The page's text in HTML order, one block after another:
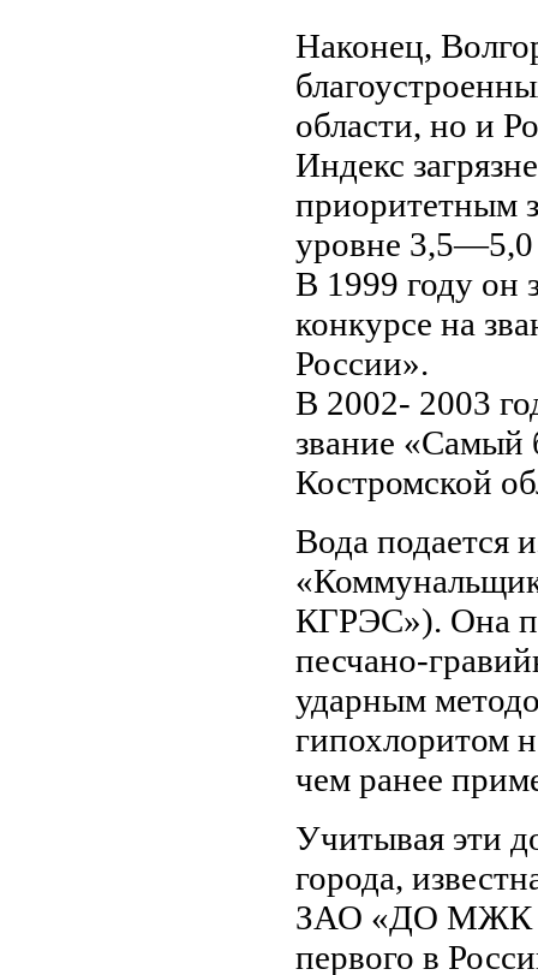
Наконец,
области, но и
Индекс
приоритетным
уровне 3,5—5,0
В 1999 году он
конкурсе на
России».
В 2002- 2003
звание «Самый
Костромской
Вода подается
КГРЭС»). Она
песчано-
ударным
гипохлоритом
чем ранее
Учитывая эти
города,
ЗАО «ДО МЖК
первого в